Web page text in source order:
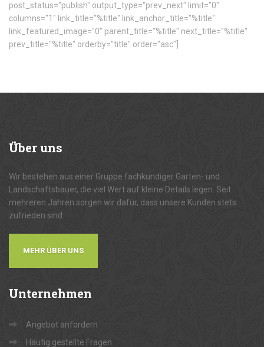
post_status="publish" output_type="prev_next" limit="0"
columns="1" link_title="%title" link_anchor_title="%title"
link_featured_image="0" parent_title="%title" next_title="%title"
prev_title="%title" orderby="title" order="asc"]
Überuns
Wir bestehen aus einer Gruppe fachkundiger Garten- und
Landschaftsbauer, die viel Wert auf kleine Details legen. Seit
mehreren Jahren sorgen wir dafür, dass unsere Kunden stets
zufrieden sind.
MEHR ÜBER UNS
Unternehmen
Angebot anfordern
Häufig gestellte Fragen